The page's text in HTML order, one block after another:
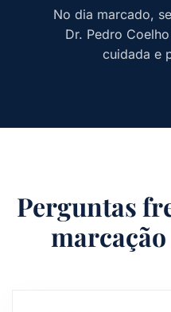
No dia marcado,
Dr. Pedro
cuidada e
Perguntas